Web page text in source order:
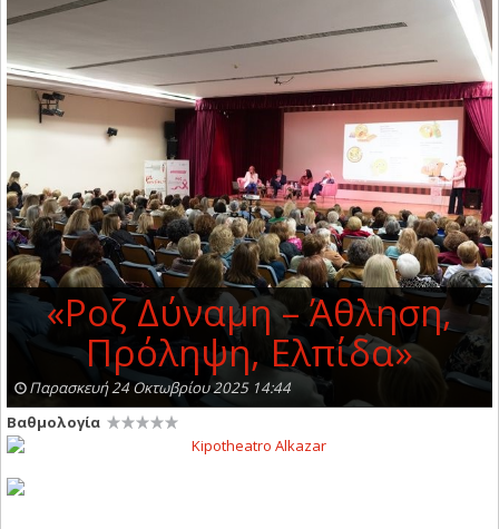
«Ροζ Δύναμη – Άθληση,
Πρόληψη, Ελπίδα»
Παρασκευή 24 Οκτωβρίου 2025 14:44
Βαθμολογία